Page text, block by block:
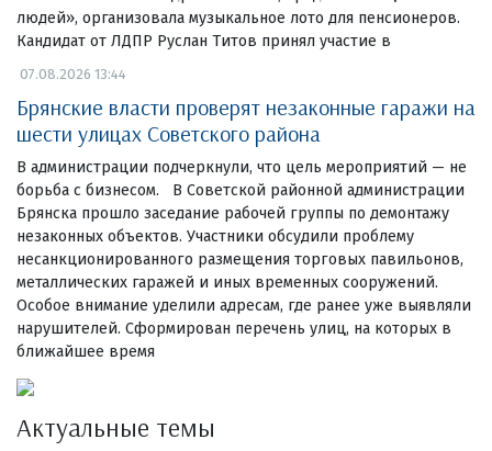
людей», организовала музыкальное лото для пенсионеров.
Кандидат от ЛДПР Руслан Титов принял участие в
07.08.2026 13:44
Брянские власти проверят незаконные гаражи на
шести улицах Советского района
В администрации подчеркнули, что цель мероприятий — не
борьба с бизнесом. В Советской районной администрации
Брянска прошло заседание рабочей группы по демонтажу
незаконных объектов. Участники обсудили проблему
несанкционированного размещения торговых павильонов,
металлических гаражей и иных временных сооружений.
Особое внимание уделили адресам, где ранее уже выявляли
нарушителей. Сформирован перечень улиц, на которых в
ближайшее время
Актуальные темы